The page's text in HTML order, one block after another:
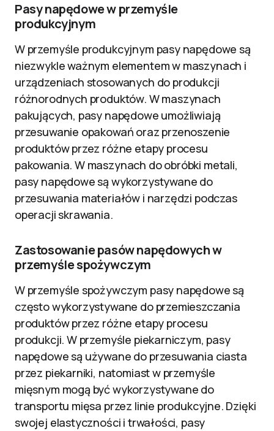
Pasy napędowe w przemyśle
produkcyjnym
W przemyśle produkcyjnym pasy napędowe są
niezwykle ważnym elementem w maszynach i
urządzeniach stosowanych do produkcji
różnorodnych produktów. W maszynach
pakujących, pasy napędowe umożliwiają
przesuwanie opakowań oraz przenoszenie
produktów przez różne etapy procesu
pakowania. W maszynach do obróbki metali,
pasy napędowe są wykorzystywane do
przesuwania materiałów i narzędzi podczas
operacji skrawania.
Zastosowanie pasów napędowych w
przemyśle spożywczym
W przemyśle spożywczym pasy napędowe są
często wykorzystywane do przemieszczania
produktów przez różne etapy procesu
produkcji. W przemyśle piekarniczym, pasy
napędowe są używane do przesuwania ciasta
przez piekarniki, natomiast w przemyśle
mięsnym mogą być wykorzystywane do
transportu mięsa przez linie produkcyjne. Dzięki
swojej elastyczności i trwałości, pasy